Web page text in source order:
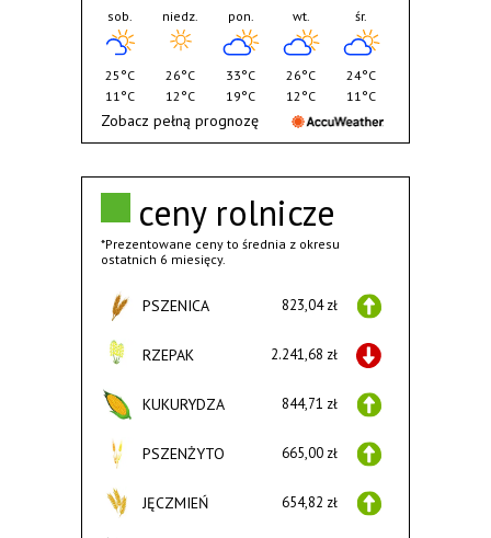
ceny rolnicze
*Prezentowane ceny to średnia z okresu
ostatnich 6 miesięcy.
PSZENICA 823,04 zł
RZEPAK 2.241,68 zł
KUKURYDZA 844,71 zł
PSZENŻYTO 665,00 zł
JĘCZMIEŃ 654,82 zł
sob.
25°C
11°C
niedz.
26°C
12°C
pon.
33°C
19°C
wt.
26°C
12°C
śr.
24°C
11°C
Zobacz pełną prognozę